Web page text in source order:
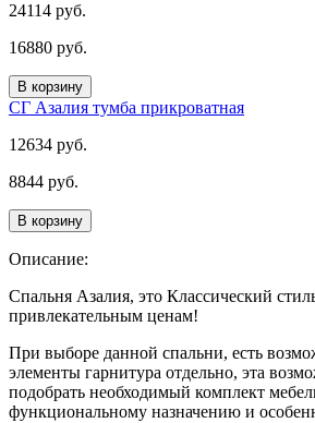
24114 руб.
16880 руб.
В корзину
СГ Азалия тумба прикроватная
12634 руб.
8844 руб.
В корзину
Описание:
Спальня Азалия, это Классический
привлекательным ценам!
При выборе данной спальни, есть
элементы гарнитура отдельно, эта
подобрать необходимый комплект
функциональному назначению и